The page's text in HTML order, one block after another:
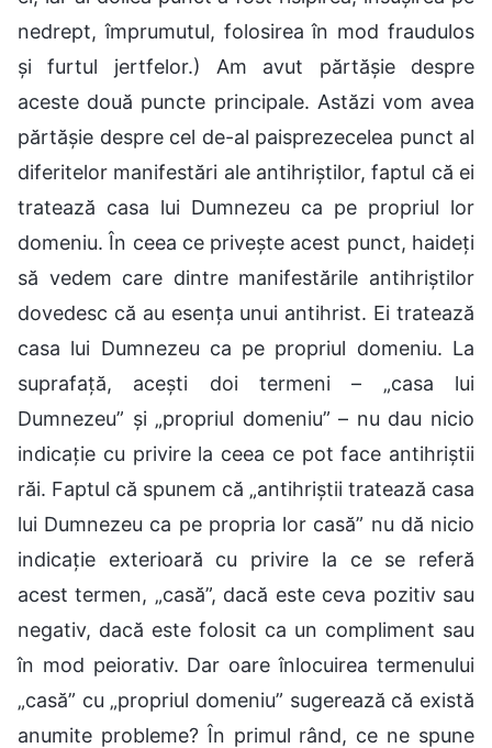
nedrept, împrumutul, folosirea în mod fraudulos
și furtul jertfelor.) Am avut părtășie despre
aceste două puncte principale. Astăzi vom avea
părtășie despre cel de-al paisprezecelea punct al
diferitelor manifestări ale antihriștilor, faptul că ei
tratează casa lui Dumnezeu ca pe propriul lor
domeniu. În ceea ce privește acest punct, haideți
să vedem care dintre manifestările antihriștilor
dovedesc că au esența unui antihrist. Ei tratează
casa lui Dumnezeu ca pe propriul domeniu. La
suprafață, acești doi termeni – „casa lui
Dumnezeu” și „propriul domeniu” – nu dau nicio
indicație cu privire la ceea ce pot face antihriștii
răi. Faptul că spunem că „antihriștii tratează casa
lui Dumnezeu ca pe propria lor casă” nu dă nicio
indicație exterioară cu privire la ce se referă
acest termen, „casă”, dacă este ceva pozitiv sau
negativ, dacă este folosit ca un compliment sau
în mod peiorativ. Dar oare înlocuirea termenului
„casă” cu „propriul domeniu” sugerează că există
anumite probleme? În primul rând, ce ne spune